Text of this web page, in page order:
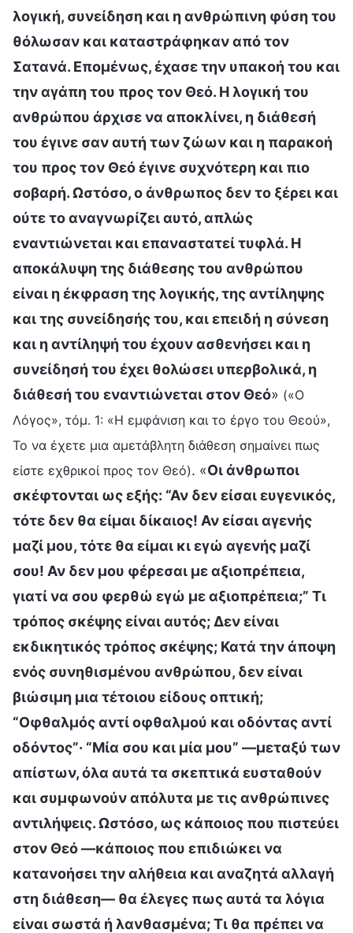
λογική, συνείδηση και η ανθρώπινη φύση του
θόλωσαν και καταστράφηκαν από τον
Σατανά. Επομένως, έχασε την υπακοή του και
την αγάπη του προς τον Θεό. Η λογική του
ανθρώπου άρχισε να αποκλίνει, η διάθεσή
του έγινε σαν αυτή των ζώων και η παρακοή
του προς τον Θεό έγινε συχνότερη και πιο
σοβαρή. Ωστόσο, ο άνθρωπος δεν το ξέρει και
ούτε το αναγνωρίζει αυτό, απλώς
εναντιώνεται και επαναστατεί τυφλά. Η
αποκάλυψη της διάθεσης του ανθρώπου
είναι η έκφραση της λογικής, της αντίληψης
και της συνείδησής του, και επειδή η σύνεση
και η αντίληψή του έχουν ασθενήσει και η
συνείδησή του έχει θολώσει υπερβολικά, η
διάθεσή του εναντιώνεται στον Θεό» («Ο
Λόγος», τόμ. 1: «Η εμφάνιση και το έργο του Θεού»,
Το να έχετε μια αμετάβλητη διάθεση σημαίνει πως
είστε εχθρικοί προς τον Θεό). «Οι άνθρωποι
σκέφτονται ως εξής: “Αν δεν είσαι ευγενικός,
τότε δεν θα είμαι δίκαιος! Αν είσαι αγενής
μαζί μου, τότε θα είμαι κι εγώ αγενής μαζί
σου! Αν δεν μου φέρεσαι με αξιοπρέπεια,
γιατί να σου φερθώ εγώ με αξιοπρέπεια;” Τι
τρόπος σκέψης είναι αυτός; Δεν είναι
εκδικητικός τρόπος σκέψης; Κατά την άποψη
ενός συνηθισμένου ανθρώπου, δεν είναι
βιώσιμη μια τέτοιου είδους οπτική;
“Οφθαλμός αντί οφθαλμού και οδόντας αντί
οδόντος”· “Μία σου και μία μου” —μεταξύ των
απίστων, όλα αυτά τα σκεπτικά ευσταθούν
και συμφωνούν απόλυτα με τις ανθρώπινες
αντιλήψεις. Ωστόσο, ως κάποιος που πιστεύει
στον Θεό —κάποιος που επιδιώκει να
κατανοήσει την αλήθεια και αναζητά αλλαγή
στη διάθεση— θα έλεγες πως αυτά τα λόγια
είναι σωστά ή λανθασμένα; Τι θα πρέπει να